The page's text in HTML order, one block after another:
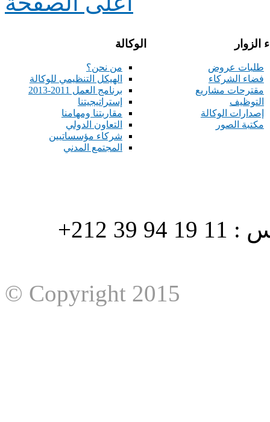
الوكالة
من نحن؟
الهيكل التنظيمي للوكالة
برنامج العمل 2011-2013
إستراتيجيتنا
مقاربتنا ومهامنا
التعاون الدولي
شركاء مؤسساتيين
المجتمع المدني
الزوار
طلبات عروض
فضاء الشركاء
مقترحات مشاريع
التوظيف
إصدارات الوكالة
مكتبة الصور
هاتف : 90/88 32 94 39 212+ فاكس : 11 19 94 39 212+
© Copyright 2015